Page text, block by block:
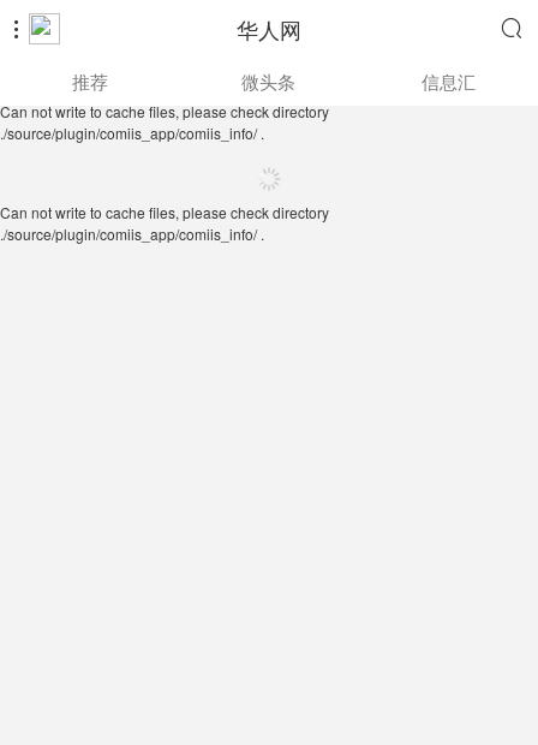
 华人网 
./source/plugin/comiis_app/comiis_info/ .
推荐 微头条 信息汇
Can not write to cache files, please check directory
./source/plugin/comiis_app/comiis_info/ .
Can not write to cache files, please check directory
./source/plugin/comiis_app/comiis_info/ .